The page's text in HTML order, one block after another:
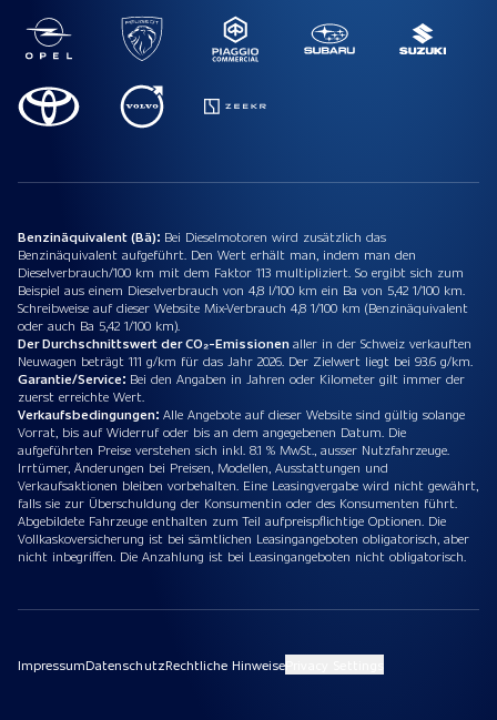
Benzinäquivalent (Bä): Bei Dieselmotoren wird zusätzlich das
Benzinäquivalent aufgeführt. Den Wert erhält man, indem man den
Dieselverbrauch/100 km mit dem Faktor 113 multipliziert. So ergibt sich zum
Beispiel aus einem Dieselverbrauch von 4,8 l/100 km ein Ba von 5,42 1/100 km.
Schreibweise auf dieser Website Mix-Verbrauch 4,8 1/100 km (Benzinäquivalent
oder auch Ba 5,42 1/100 km).
Der Durchschnittswert der CO₂-Emissionenaller in der Schweiz verkauften
Neuwagen beträgt 111 g/km für das Jahr 2026. Der Zielwert liegt bei 93.6 g/km.
Garantie/Service: Bei den Angaben in Jahren oder Kilometer gilt immer der
zuerst erreichte Wert.
Verkaufsbedingungen: Alle Angebote auf dieser Website sind gültig solange
Vorrat, bis auf Widerruf oder bis an dem angegebenen Datum. Die
aufgeführten Preise verstehen sich inkl. 8.1 % MwSt., ausser Nutzfahrzeuge.
Irrtümer, Änderungen bei Preisen, Modellen, Ausstattungen und
Verkaufsaktionen bleiben vorbehalten. Eine Leasingvergabe wird nicht gewährt,
falls sie zur Überschuldung der Konsumentin oder des Konsumenten führt.
Abgebildete Fahrzeuge enthalten zum Teil aufpreispflichtige Optionen. Die
Vollkaskoversicherung ist bei sämtlichen Leasingangeboten obligatorisch, aber
nicht inbegriffen. Die Anzahlung ist bei Leasingangeboten nicht obligatorisch.
ImpressumDatenschutzRechtliche Hinweise